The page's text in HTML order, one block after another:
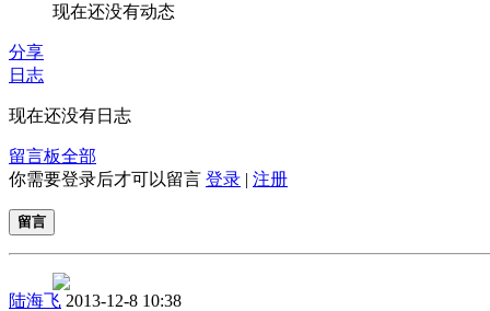
现在还没有动态
分享
日志
现在还没有日志
留言板全部
你需要登录后才可以留言 登录 | 注册
留言
陆海飞 2013-12-8 10:38